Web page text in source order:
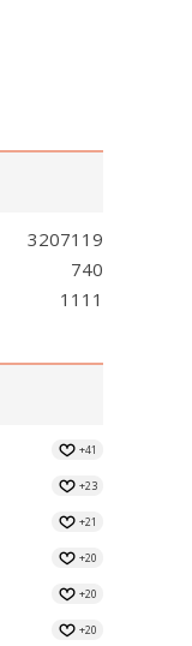
3207119
740
1111
+41
+23
+21
+20
+20
+20